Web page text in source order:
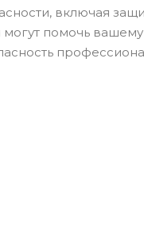
включая
могут помочь